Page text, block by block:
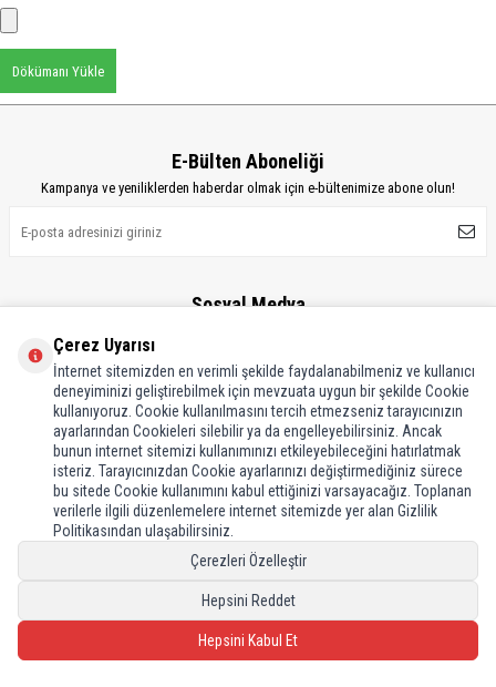
Dökümanı Yükle
E-Bülten Aboneliği
Kampanya ve yeniliklerden haberdar olmak için e-bültenimize abone olun!
Sosyal Medya
Çerez Uyarısı
İnternet sitemizden en verimli şekilde faydalanabilmeniz ve kullanıcı
deneyiminizi geliştirebilmek için mevzuata uygun bir şekilde Cookie
kullanıyoruz. Cookie kullanılmasını tercih etmezseniz tarayıcınızın
ayarlarından Cookieleri silebilir ya da engelleyebilirsiniz. Ancak
bunun internet sitemizi kullanımınızı etkileyebileceğini hatırlatmak
isteriz. Tarayıcınızdan Cookie ayarlarınızı değiştirmediğiniz sürece
bu sitede Cookie kullanımını kabul ettiğinizi varsayacağız. Toplanan
verilerle ilgili düzenlemelere internet sitemizde yer alan Gizlilik
Politikasından ulaşabilirsiniz.
Çerezleri Özelleştir
Hepsini Reddet
Hepsini Kabul Et